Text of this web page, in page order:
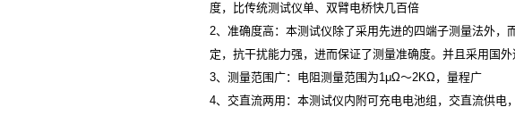
度，比传统测试仪单、双臂电桥快几百倍
2、准确度高：本测试仪除了采用先进的四端子测量法外
定，抗干扰能力强，进而保证了测量准确度。并且采用国
3、测量范围广：电阻测量范围为1μΩ～2KΩ，量程广
4、交直流两用：本测试仪内附可充电电池组，交直流供电